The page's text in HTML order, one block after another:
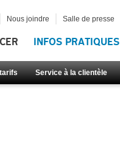
INFOS PRATIQUES
Service à la clientèle
Nous joindre Salle de presse